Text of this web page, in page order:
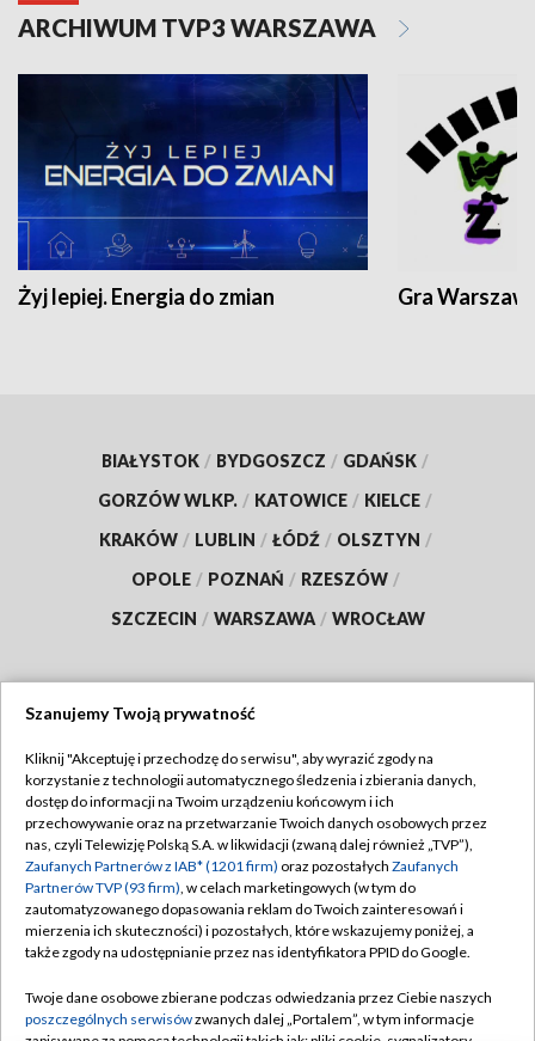
ARCHIWUM TVP3 WARSZAWA
Żyj lepiej. Energia do zmian Gra
BIAŁYSTOK / BYDGOSZCZ / GDAŃSK /
GORZÓW WLKP. / KATOWICE / KIELCE /
KRAKÓW / LUBLIN / ŁÓDŹ / OLSZTYN /
OPOLE / POZNAŃ / RZESZÓW /
SZCZECIN / WARSZAWA / WROCŁAW
TVP
Abonament TVP
Emisja w TVP
Centrum informacji TVP
Naziemna Telewizja Cyfrowa
Rada Programowa
Regulamin TVP
Polityka prywatności
Moje zgody
Pomoc
Kontakt
Szanujemy Twoją prywatność
Kliknij "Akceptuję i przechodzę do serwisu", aby wyrazić zgody na
korzystanie z technologii automatycznego śledzenia i zbierania danych,
dostęp do informacji na Twoim urządzeniu końcowym i ich
przechowywanie oraz na przetwarzanie Twoich danych osobowych przez
nas, czyli Telewizję Polską S.A. w likwidacji (zwaną dalej również „TVP”),
Zaufanych Partnerów z IAB* (1201 firm) oraz pozostałych Zaufanych
Partnerów TVP (93 firm), w celach marketingowych (w tym do
zautomatyzowanego dopasowania reklam do Twoich zainteresowań i
mierzenia ich skuteczności) i pozostałych, które wskazujemy poniżej, a
także zgody na udostępnianie przez nas identyfikatora PPID do Google.
Twoje dane osobowe zbierane podczas odwiedzania przez Ciebie naszych
poszczególnych serwisówzwanych dalej „Portalem”, w tym informacje